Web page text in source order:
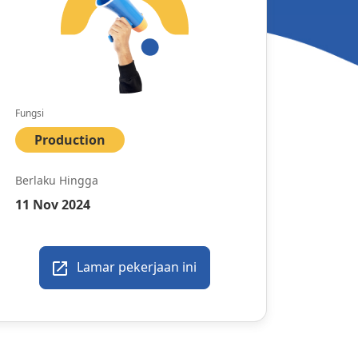
Fungsi
Production
Berlaku Hingga
11 Nov 2024
Lamar pekerjaan ini